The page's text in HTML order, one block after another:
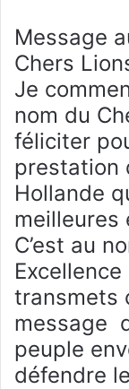
Message
Chers
Je
nom du
féliciter
prestation
Hollande
meilleures
C’est au
transmets
message
peuple
défendre